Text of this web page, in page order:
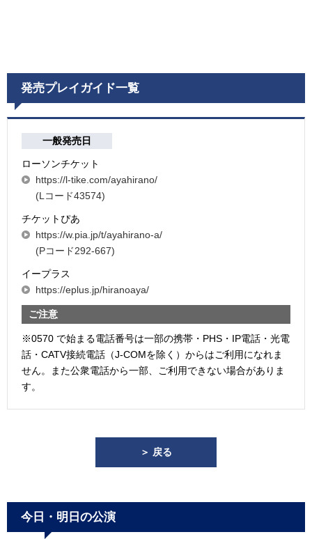
発売プレイガイド一覧
一般発売日
ローソンチケット
https://l-tike.com/ayahirano/
(Lコード43574)
チケットぴあ
https://w.pia.jp/t/ayahirano-a/
(Pコード292-667)
イープラス
https://eplus.jp/hiranoaya/
ご注意
※0570 で始まる電話番号は一部の携帯・PHS・IP電話・光電
話・CATV接続電話（J-COMを除く）からはご利用になれま
せん。また公衆電話から一部、ご利用できない場合がありま
す。
＞ 戻る
今日・明日の公演